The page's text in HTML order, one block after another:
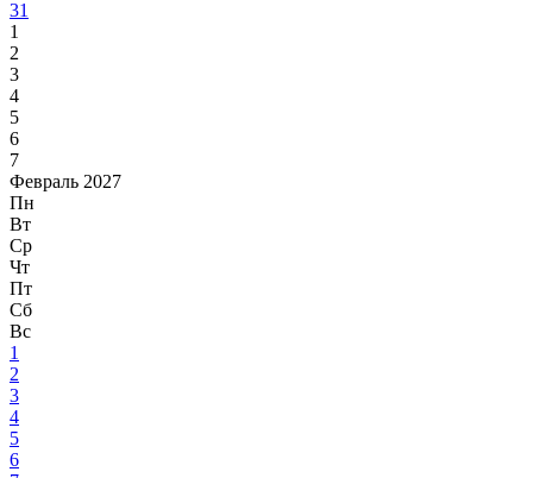
31
1
2
3
4
5
6
7
Февраль 2027
Пн
Вт
Ср
Чт
Пт
Сб
Вс
1
2
3
4
5
6